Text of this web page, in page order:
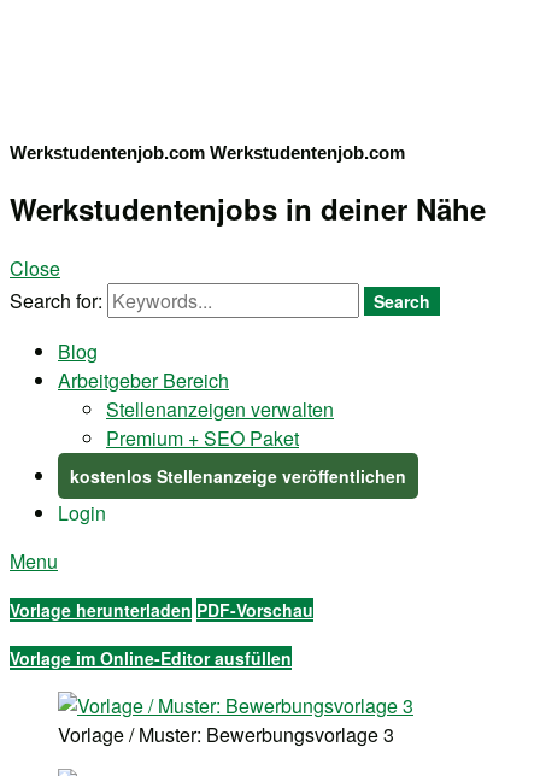
Werkstudentenjob.com Werkstudentenjob.com
Werkstudentenjobs in deiner Nähe
Close
Search for:
Search
Blog
Arbeitgeber Bereich
Stellenanzeigen verwalten
Premium + SEO Paket
kostenlos Stellenanzeige veröffentlichen
Login
Menu
Vorlage herunterladen PDF-Vorschau
Vorlage im Online-Editor ausfüllen
Vorlage / Muster: Bewerbungsvorlage 3